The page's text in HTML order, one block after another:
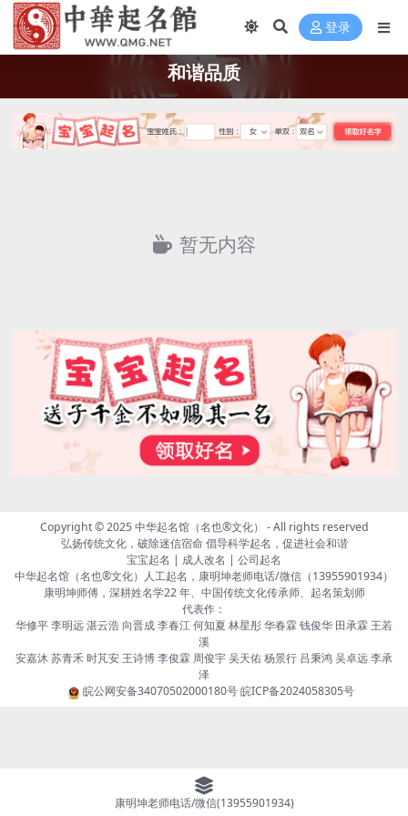
登录
和谐品质
暂无内容
Copyright © 2025中华起名馆（名也®文化） - All rights reserved
弘扬传统文化，破除迷信宿命 倡导科学起名，促进社会和谐
宝宝起名 | 成人改名 | 公司起名
中华起名馆（名也®文化）人工起名，康明坤老师电话/微信（13955901934）
康明坤师傅，深耕姓名学22 年、中国传统文化传承师、起名策划师
代表作：
华修平 李明远 湛云浩 向晋成 李春江 何知夏 林星彤 华春霖 钱俊华 田承霖 王若
溪
安嘉沐 苏青禾 时芃安 王诗博 李俊霖 周俊宇 吴天佑 杨景行 吕秉鸿 吴卓远 李承
泽
皖公网安备34070502000180号皖ICP备2024058305号
康明坤老师电话/微信(13955901934)